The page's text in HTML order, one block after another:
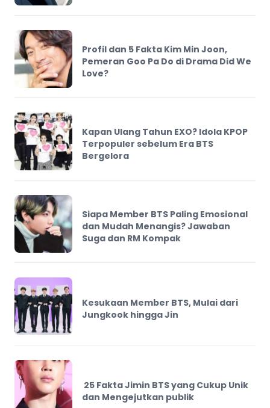
Profil dan 5 Fakta Kim Min Joon,
Pemeran Goo Pa Do di Drama Did We
Love?
Kapan Ulang Tahun EXO? Idola KPOP
Terpopuler sebelum Era BTS
Bergelora
Siapa Member BTS Paling Emosional
dan Mudah Menangis? Jawaban
Suga dan RM Kompak
Kesukaan Member BTS, Mulai dari
Jungkook hingga Jin
25 Fakta Jimin BTS yang Cukup Unik
dan Mengejutkan publik